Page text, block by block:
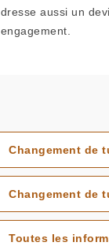
dresse aussi un
engagement.
Changement de
Changement de
Toutes les